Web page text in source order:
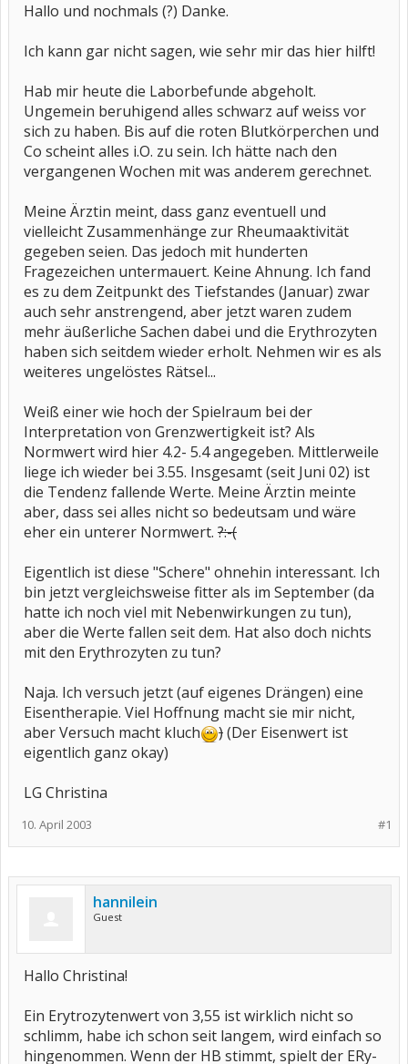
Hallo und nochmals (?) Danke.
Ich kann gar nicht sagen, wie sehr mir das hier hilft!
Hab mir heute die Laborbefunde abgeholt.
Ungemein beruhigend alles schwarz auf weiss vor
sich zu haben. Bis auf die roten Blutkörperchen und
Co scheint alles i.O. zu sein. Ich hätte nach den
vergangenen Wochen mit was anderem gerechnet.
Meine Ärztin meint, dass ganz eventuell und
vielleicht Zusammenhänge zur Rheumaaktivität
gegeben seien. Das jedoch mit hunderten
Fragezeichen untermauert. Keine Ahnung. Ich fand
es zu dem Zeitpunkt des Tiefstandes (Januar) zwar
auch sehr anstrengend, aber jetzt waren zudem
mehr äußerliche Sachen dabei und die Erythrozyten
haben sich seitdem wieder erholt. Nehmen wir es als
weiteres ungelöstes Rätsel...
Weiß einer wie hoch der Spielraum bei der
Interpretation von Grenzwertigkeit ist? Als
Normwert wird hier 4.2- 5.4 angegeben. Mittlerweile
liege ich wieder bei 3.55. Insgesamt (seit Juni 02) ist
die Tendenz fallende Werte. Meine Ärztin meinte
aber, dass sei alles nicht so bedeutsam und wäre
eher ein unterer Normwert. ?:-(
Eigentlich ist diese "Schere" ohnehin interessant. Ich
bin jetzt vergleichsweise fitter als im September (da
hatte ich noch viel mit Nebenwirkungen zu tun),
aber die Werte fallen seit dem. Hat also doch nichts
mit den Erythrozyten zu tun?
Naja. Ich versuch jetzt (auf eigenes Drängen) eine
Eisentherapie. Viel Hoffnung macht sie mir nicht,
aber Versuch macht kluch
)(Der Eisenwert ist
eigentlich ganz okay)
LG Christina
#1
10. April 2003
hannilein
Guest
Hallo Christina!
Ein Erytrozytenwert von 3,55 ist wirklich nicht so
schlimm, habe ich schon seit langem, wird einfach so
hingenommen. Wenn der HB stimmt, spielt der ERy-